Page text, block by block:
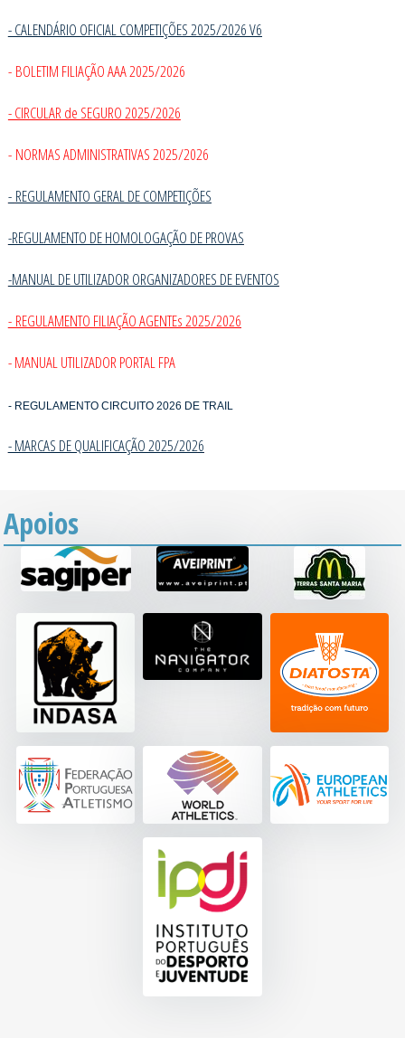
- CALENDÁRIO OFICIAL COMPETIÇÕES 2025/2026 V6
- BOLETIM FILIAÇÃO AAA 2025/2026
- CIRCULAR de SEGURO 2025/2026
- NORMAS ADMINISTRATIVAS 2025/2026
- REGULAMENTO GERAL DE COMPETIÇÕES
-REGULAMENTO DE HOMOLOGAÇÃO DE PROVAS
-MANUAL DE UTILIZADOR ORGANIZADORES DE EVENTOS
- REGULAMENTO FILIAÇÃO AGENTEs 2025/2026
- MANUAL UTILIZADOR PORTAL FPA
- REGULAMENTO CIRCUITO 2026 DE TRAIL
- MARCAS DE QUALIFICAÇÃO 2025/2026
Apoios